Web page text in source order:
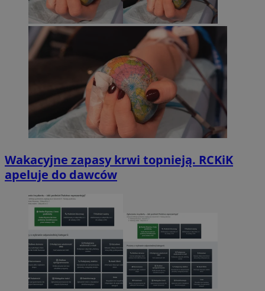
Wakacyjne zapasy krwi topnieją. RCKiK
apeluje do dawców